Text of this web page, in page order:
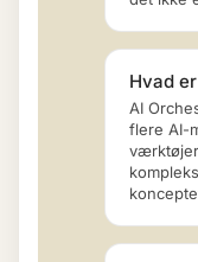
Hvad
AI
flere AI-